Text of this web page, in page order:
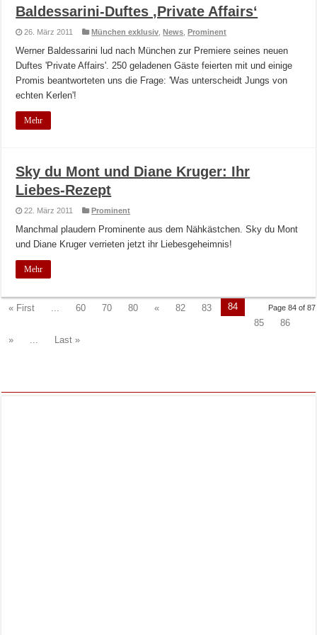
Baldessarini-Duftes ‚Private Affairs‘
26. März 2011 München exklusiv ,News ,Prominent
Werner Baldessarini lud nach München zur Premiere seines neuen
Duftes 'Private Affairs'. 250 geladenen Gäste feierten mit und einige
Promis beantworteten uns die Frage: 'Was unterscheidt Jungs von
echten Kerlen'!
Mehr
Sky du Mont und Diane Kruger: Ihr
Liebes-Rezept
22. März 2011 Prominent
Manchmal plaudern Prominente aus dem Nähkästchen. Sky du Mont
und Diane Kruger verrieten jetzt ihr Liebesgeheimnis!
Mehr
Page 84 of 87
« First ... 60 70 80 « 82 83
84
85
86
»
... Last »